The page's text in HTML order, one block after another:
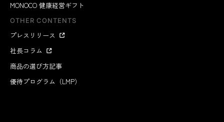
MONOCO 健康経営ギフト
OTHER CONTENTS
プレスリリース
社長コラム
商品の選び方記事
優待プログラム（LMP）